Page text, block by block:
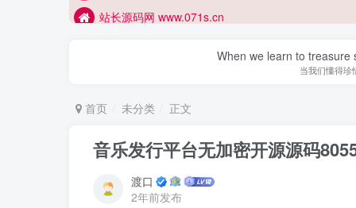
站长源码网 www.071s.cn
When we learn to treasure
当我们懂得珍
首页 未分类 正文
音乐发行平台无加密开源源码
渡口
2年前发布